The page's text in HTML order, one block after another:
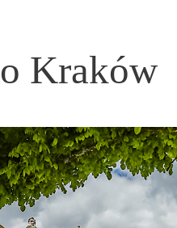
Kraków